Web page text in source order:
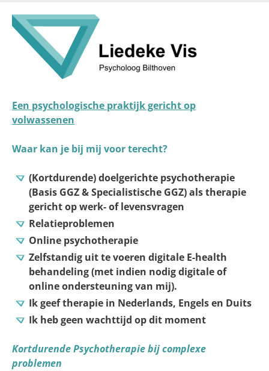
main
content
Een psychologische praktijk gericht op
volwassenen
Waar kan je bij mij voor terecht?
(Kortdurende) doelgerichte psychotherapie
(Basis GGZ & Specialistische GGZ) als therapie
gericht op werk- of levensvragen
Relatieproblemen
Online psychotherapie
Zelfstandig uit te voeren digitale E-health
behandeling (met indien nodig digitale of
online ondersteuning van mij).
Ik geef therapie in Nederlands, Engels en Duits
Ik heb geen wachttijd op dit moment
Kortdurende Psychotherapie bij complexe
problemen